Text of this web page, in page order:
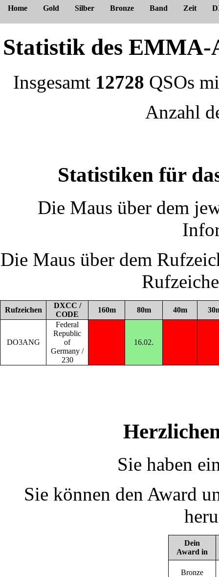
Home Gold Silber Bronze Band Zeit
Statistik des
Insgesamt 12728 QSOs
Anzahl
Statistiken für
Die Maus über dem
Die Maus über dem
Rufzeichen
DXCC /
CODE
160m 80m 40m
DO3ANG
Federal
Republic
of
Germany /
230
16.02.
Sie haben
Sie können den Award
Dein
Award in
Bronze